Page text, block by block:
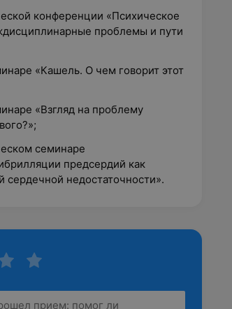
конференции «Психическое
проблемы и пути
«Кашель. О чем говорит этот
«Взгляд на проблему
семинаре
предсердий как
сердечной недостаточности».